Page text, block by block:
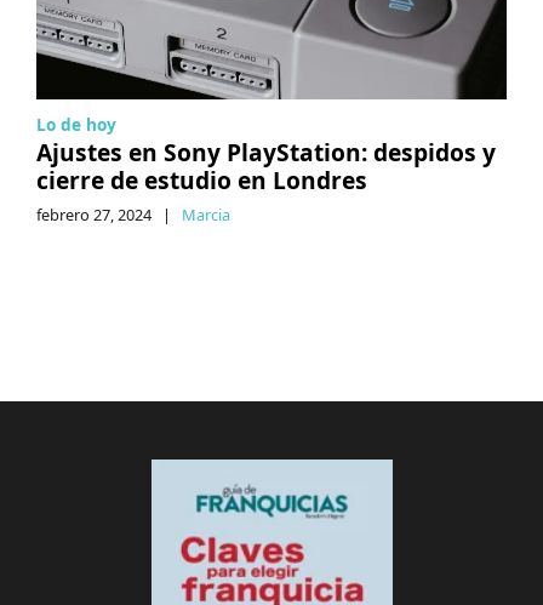
Lo de hoy
Ajustes en Sony PlayStation: despidos y
cierre de estudio en Londres
febrero 27, 2024 | Marcia